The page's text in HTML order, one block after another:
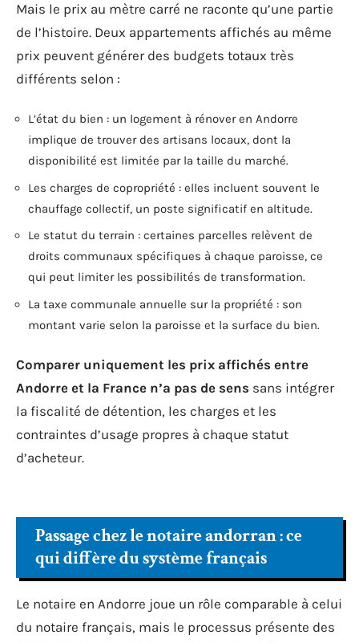
Mais le prix au mètre carré ne raconte qu’une partie
de l’histoire. Deux appartements affichés au même
prix peuvent générer des budgets totaux très
différents selon :
L’état du bien : un logement à rénover en Andorre
implique de trouver des artisans locaux, dont la
disponibilité est limitée par la taille du marché.
Les charges de copropriété : elles incluent souvent le
chauffage collectif, un poste significatif en altitude.
Le statut du terrain : certaines parcelles relèvent de
droits communaux spécifiques à chaque paroisse, ce
qui peut limiter les possibilités de transformation.
La taxe communale annuelle sur la propriété : son
montant varie selon la paroisse et la surface du bien.
Comparer uniquement les prix affichés entre
Andorre et la France n’a pas de sens sans intégrer
la fiscalité de détention, les charges et les
contraintes d’usage propres à chaque statut
d’acheteur.
Passage chez le notaire andorran : ce
qui diffère du système français
Le notaire en Andorre joue un rôle comparable à celui
du notaire français, mais le processus présente des